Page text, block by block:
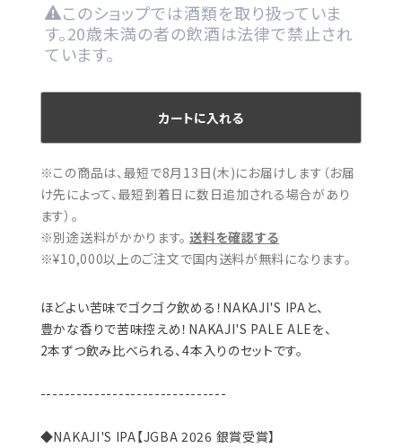
このショップでは酒類を取り扱っていま
す。20歳未満の者の飲酒は法律で禁止され
ています。
カートに入れる
※この商品は、最短で8月13日(木)にお届けします（お届
け先によって、最短到着日に数日追加される場合があり
ます）。
※別途送料がかかります。 送料を確認する
※¥10,000以上のご注文で国内送料が無料になります。
ほどよい苦味でゴクゴク飲める！NAKAJI'S IPAと、
豊かな香りで苦味控えめ！NAKAJI'S PALE ALEを、
2本ずつ飲み比べられる、4本入りのセットです。
-------------------------------
◆NAKAJI'S IPA【JGBA 2026 銀賞受賞】